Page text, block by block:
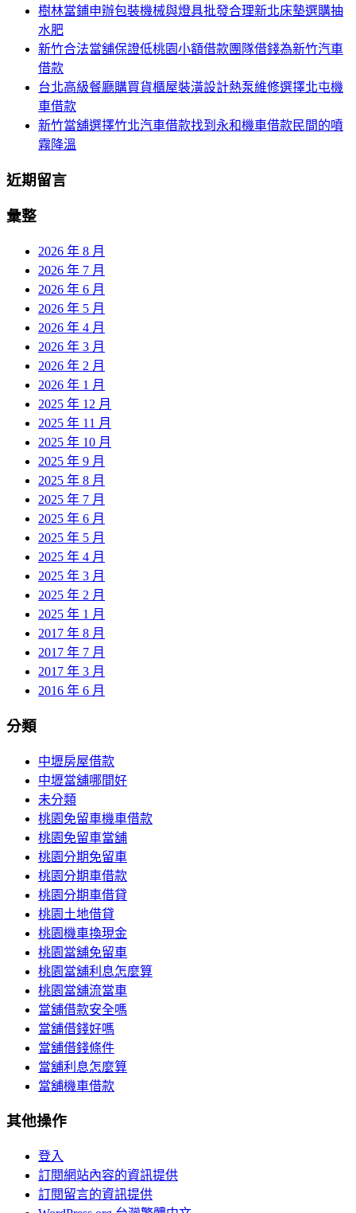
樹林當鋪申辦包裝機械與燈具批發合理新北床墊選購抽
水肥
新竹合法當舖保證低桃園小額借款團隊借錢為新竹汽車
借款
台北高級餐廳購買貨櫃屋裝潢設計熱泵維修選擇北屯機
車借款
新竹當舖選擇竹北汽車借款找到永和機車借款民間的噴
霧降溫
近期留言
彙整
2026 年 8 月
2026 年 7 月
2026 年 6 月
2026 年 5 月
2026 年 4 月
2026 年 3 月
2026 年 2 月
2026 年 1 月
2025 年 12 月
2025 年 11 月
2025 年 10 月
2025 年 9 月
2025 年 8 月
2025 年 7 月
2025 年 6 月
2025 年 5 月
2025 年 4 月
2025 年 3 月
2025 年 2 月
2025 年 1 月
2017 年 8 月
2017 年 7 月
2017 年 3 月
2016 年 6 月
分類
中壢房屋借款
中壢當舖哪間好
未分類
桃園免留車機車借款
桃園免留車當舖
桃園分期免留車
桃園分期車借款
桃園分期車借貸
桃園土地借貸
桃園機車換現金
桃園當舖免留車
桃園當舖利息怎麼算
桃園當舖流當車
當舖借款安全嗎
當舖借錢好嗎
當舖借錢條件
當舖利息怎麼算
當舖機車借款
其他操作
登入
訂閱網站內容的資訊提供
訂閱留言的資訊提供